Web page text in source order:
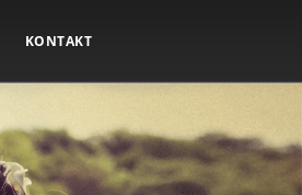
KONTAKT